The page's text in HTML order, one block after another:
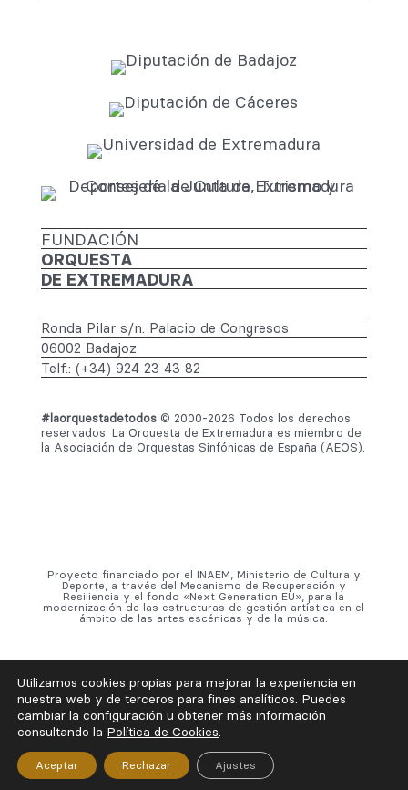
FUNDACIÓN
ORQUESTA
DE EXTREMADURA
Ronda Pilar s/n. Palacio de Congresos
06002 Badajoz
Telf.: (+34) 924 23 43 82
#laorquestadetodos© 2000-2026 Todos los derechos
reservados. La Orquesta de Extremadura es miembro de
la Asociación de Orquestas Sinfónicas de España (AEOS).
Proyecto financiado por el INAEM, Ministerio de Cultura y
Deporte, a través del Mecanismo de Recuperación y
Resiliencia y el fondo «Next Generation EU», para la
modernización de las estructuras de gestión artística en el
ámbito de las artes escénicas y de la música.
Utilizamos cookies propias para mejorar la experiencia en
nuestra web y de terceros para fines analíticos. Puedes
cambiar la configuración u obtener más información
consultando la Política de Cookies.
Aceptar Rechazar Ajustes